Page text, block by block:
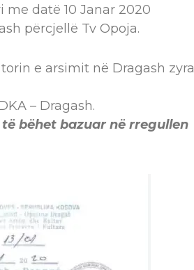
datë 10 Janar 2020
përcjellë Tv Opoja.
e arsimit në Dragash zyra
– Dragash.
bëhet bazuar në rregullen